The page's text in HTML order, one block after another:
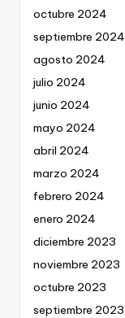
octubre 2024
septiembre 2024
agosto 2024
julio 2024
junio 2024
mayo 2024
abril 2024
marzo 2024
febrero 2024
enero 2024
diciembre 2023
noviembre 2023
octubre 2023
septiembre 2023